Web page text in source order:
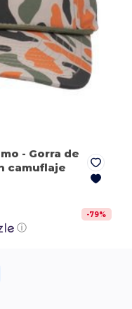
- Gorra de
camuflaje
-79%
ⓘ